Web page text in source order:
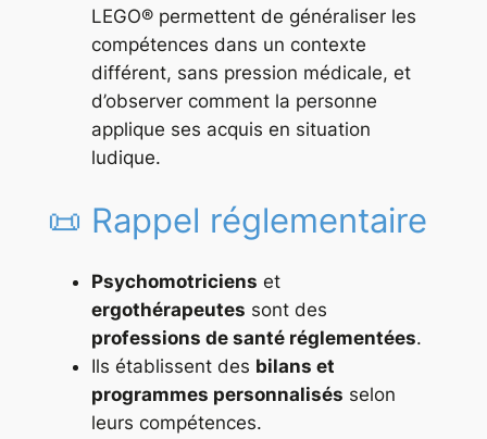
LEGO® permettent de généraliser les
compétences dans un contexte
différent, sans pression médicale, et
d’observer comment la personne
applique ses acquis en situation
ludique.
📜 Rappel réglementaire
Psychomotriciens et
ergothérapeutes sont des
professions de santé réglementées.
Ils établissent des bilans et
programmes personnalisés selon
leurs compétences.